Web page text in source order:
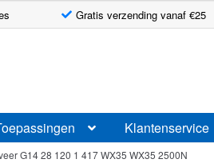
Gratis verzending vanaf €25
Klantenservice
G14 28 120 1 417 WX35 WX35 2500N